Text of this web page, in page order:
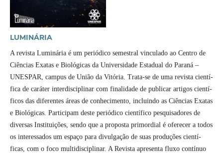
LUMINÁRIA
A revista Luminária é um periódico semestral vinculado ao Centro de
Ciências Exatas e Biológicas da Universidade Estadual do Paraná –
UNESPAR, campus de União da Vitória. Trata-se de uma revista cientí­
fica de caráter interdisciplinar com finalidade de publicar artigos cientí­
ficos das diferentes áreas de conhecimento, incluindo as Ciências Exatas
e Biológicas. Participam deste periódico cientí­fico pesquisadores de
diversas Instituições, sendo que a proposta primordial é oferecer a todos
os interessados um espaço para divulgação de suas produções cientí­
ficas, com o foco multidisciplinar. A Revista apresenta fluxo contí­nuo